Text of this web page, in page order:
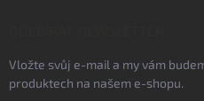
Vložte svůj e-mail a my vám
produktech na našem e-shopu.